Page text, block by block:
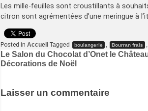
Les mille-feuilles sont croustillants à
citron sont agrémentées d’une meringue à
Posted in Accueil Tagged boulangerie , Bourran frais ,
Navigation
de
Le Salon du Chocolat d’Onet le
Décorations de Noël
Laisser un commentaire